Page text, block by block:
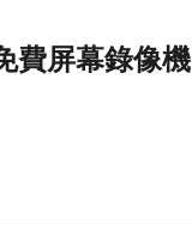
費屏幕錄像機